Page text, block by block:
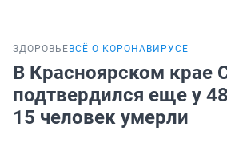
ЗДОРОВЬЕ ВСЁ О КОРОНАВИРУСЕ
В Красноярском крае
подтвердился еще у
15 человек умерли